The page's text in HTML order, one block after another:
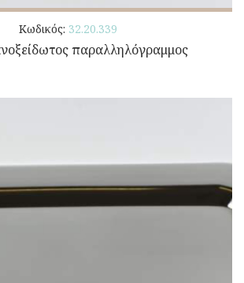
Κωδικός: 32.20.339
παραλληλόγραμμος